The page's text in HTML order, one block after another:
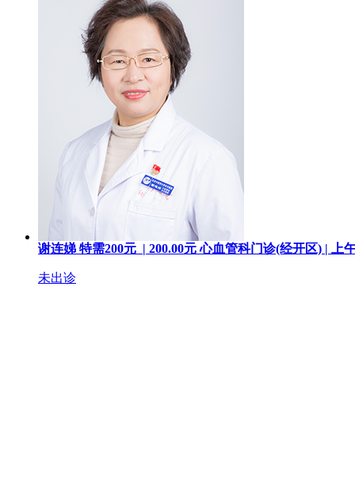
谢连娣 特需200元 | 200.00元心血管科门诊(经开区) | 上
未出诊